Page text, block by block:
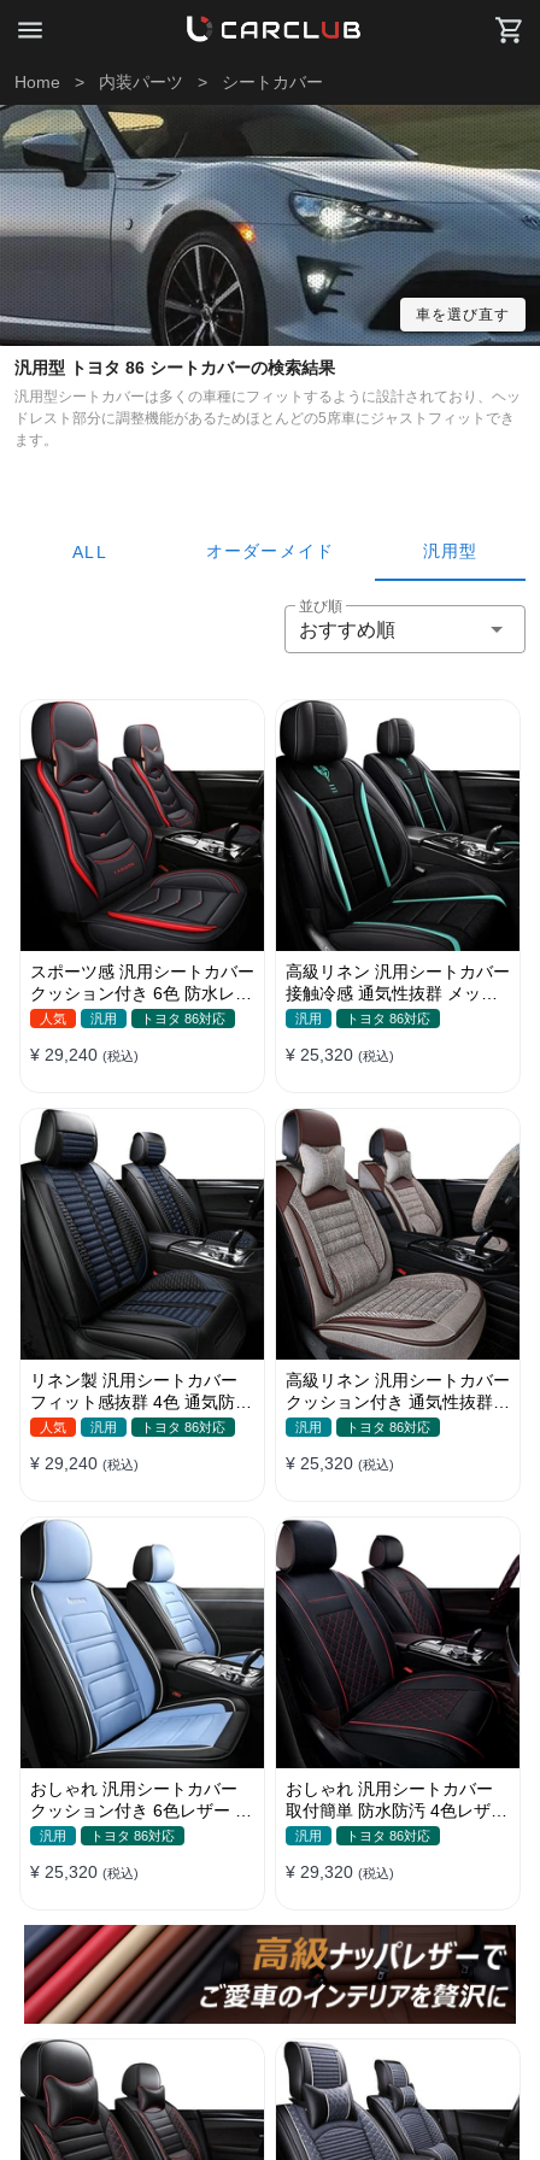
Home > 内装パーツ > シートカバー
車を選び直す
汎用型 トヨタ 86 シートカバーの検索結果
汎用型シートカバーは多くの車種にフィットするように設計されており、ヘッ
ドレスト部分に調整機能があるためほとんどの5席車にジャストフィットでき
ます。
ALL オーダーメイド 汎用型
並び順
おすすめ順
スポーツ感 汎用シートカバー
クッション付き 6色 防水レザ
ー 取付簡単 軽/普自動車
人気 汎用 トヨタ 86対応
¥ 29,240 (税込)
高級リネン 汎用シートカバー
接触冷感 通気性抜群 メッシ
ュ生地 スポーツ感 軽/普自動
汎用 トヨタ 86対応
¥ 25,320 (税込)
リネン製 汎用シートカバー
フィット感抜群 4色 通気防水
耐摩耗性 軽/普自動車 SUV
人気 汎用 トヨタ 86対応
¥ 29,240 (税込)
高級リネン 汎用シートカバー
クッション付き 通気性抜群
接触冷感 軽/普自動車
汎用 トヨタ 86対応
¥ 25,320 (税込)
おしゃれ 汎用シートカバー
クッション付き 6色レザー 防
水防汚 耐久性 軽/普自動車
汎用 トヨタ 86対応
¥ 25,320 (税込)
おしゃれ 汎用シートカバー
取付簡単 防水防汚 4色レザー
耐久性抜群 軽/普自動車 SUV
汎用 トヨタ 86対応
¥ 29,320 (税込)